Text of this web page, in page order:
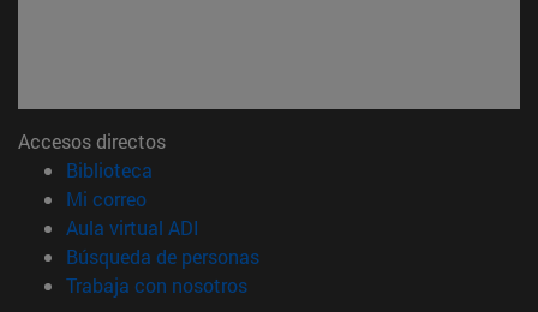
Accesos directos
Biblioteca
Mi correo(abre en nueva ventana)
Aula virtual ADI
Búsqueda de personas(abre en nueva ventana)
Trabaja con nosotros(abre en nueva ventana)